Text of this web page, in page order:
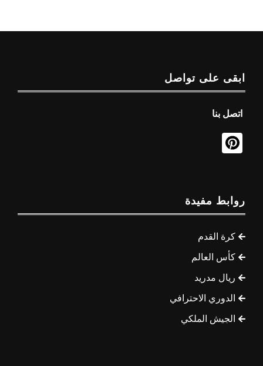
ابقى على تواصل
اتصل بنا
روابط مفيدة
كرة القدم
كأس العالم
ريال مدريد
الدوري الاحترافي
الجيش الملكي